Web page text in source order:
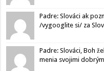
Padre: Slováci ak
/vygooglite si/ za
Padre: Slováci, Boh
menia svojimi